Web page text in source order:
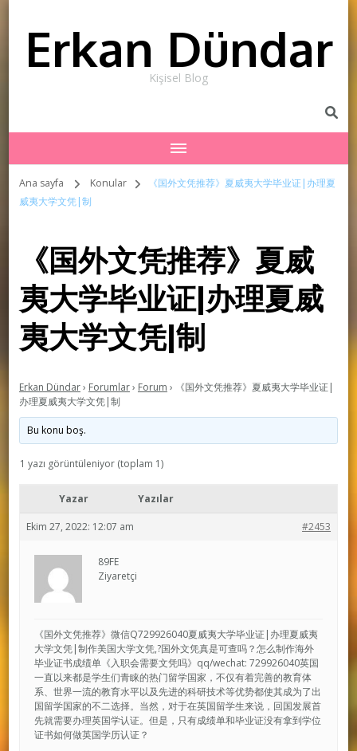
Erkan Dündar
Kişisel Blog
Ana sayfa Konular
《国外文凭推荐》夏威夷大学毕业证|办理夏
威夷大学文凭|制
《国外文凭推荐》夏威
夷大学毕业证|办理夏威
夷大学文凭|制
Erkan Dündar› Forumlar› Forum ›
《国外文凭推荐》夏威夷大学毕业证|
办理夏威夷大学文凭|制
Bu konu boş.
1 yazı görüntüleniyor (toplam 1)
Yazar Yazılar
Ekim 27, 2022: 12:07 am #2453
89FE
Ziyaretçi
《国外文凭推荐》微信Q729926040夏威夷大学毕业证|办理夏威夷
大学文凭|制作美国大学文凭,?国外文凭真是可查吗？怎么制作海外
毕业证书成绩单《入职会需要文凭吗》qq/wechat: 729926040英国
一直以来都是学生们青睐的热门留学国家，不仅有着完善的教育体
系、世界一流的教育水平以及先进的科研技术等优势都使其成为了出
国留学国家的不二选择。当然，对于在英国留学生来说，回国发展首
先就需要办理英国学认证。但是，只有成绩单和毕业证没有拿到学位
证书如何做英国学历认证？